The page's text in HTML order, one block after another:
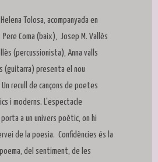
Tolosa, acompanyada en
Coma (baix), Josep M. Vallès
(percussionista), Anna valls
(guitarra) presenta el nou
recull de cançons de poetes
i moderns. L'espectacle
a un univers poètic, on hi
de la poesia. Confidències és la
del sentiment, de les